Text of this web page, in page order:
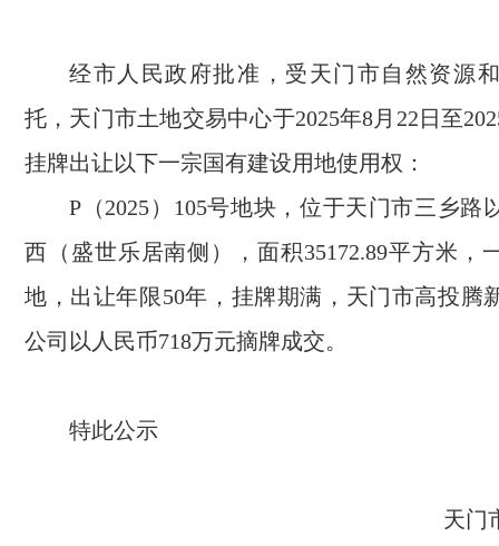
经市人民政府批准，受天门市自然资源
托，天门市土地交易中心于2025年8月22日至
挂牌出让以下一宗国有建设用地使用权：
P（2025）105号地块，位于天门市三乡路
西（盛世乐居南侧），面积35172.89平方米，
地，出让年限50年，挂牌期满，天门市高投腾
公司以人民币718万元摘牌成交。
特此公示
天门